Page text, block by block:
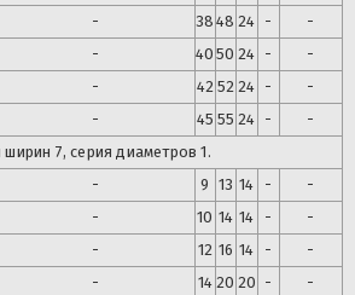
- 38 48 24 -
-
- 40 50 24 -
-
- 42 52 24 -
-
- 45 55 24 -
-
ширин 7, серия диаметров 1.
- 9 13 14 -
-
- 10 14 14 -
-
- 12 16 14 -
-
- 14 20 20 -
-